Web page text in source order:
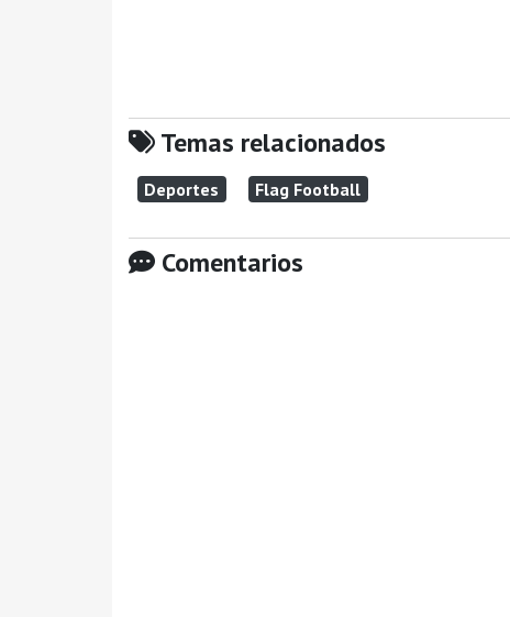
Temas relacionados
Deportes Flag Football
Comentarios